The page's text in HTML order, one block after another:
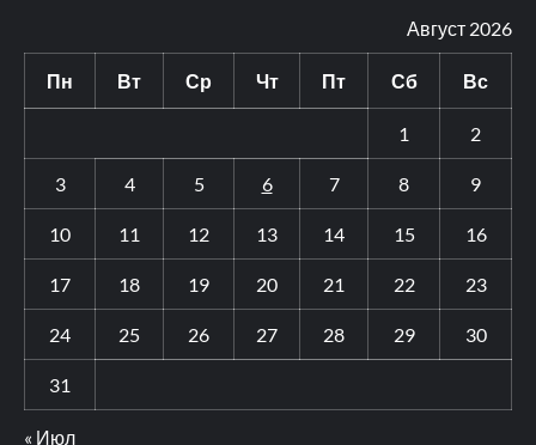
Август 2026
Пн Вт Ср Чт Пт Сб Вс
1 2
3 4 5 6 7 8 9
10 11 12 13 14 15 16
17 18 19 20 21 22 23
24 25 26 27 28 29 30
31
« Июл